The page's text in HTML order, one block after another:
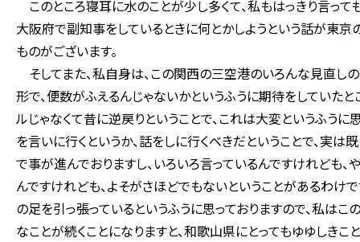
このところ寝耳に水のことが少し多くて、私もはっきり言っ
大阪府で副知事をしているときに何とかしようという話が東
ものがございます。
そしてまた、私自身は、この関西の三空港のいろんな見直し
形で、便数がふえるんじゃないかというふうに期待をしていたと
ルじゃなくて昔に逆戻りということで、これは大変というふう
を言いに行くというか、話をしに行くべきだということで、実
で事が進んでおりますし、いろいろ言っているんですけれども
んですけれども、よそがさほどでもないということがあるわけ
の足を引っ張っているというふうに思っておりますので、私は
なことが続くことになりますと、和歌山県にとってもゆゆしきこ